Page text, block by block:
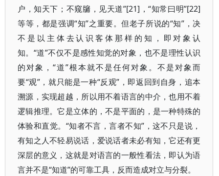
户，知天下；不窥牖，见天道”[21]，“知常曰明”[22]
等等，都是强调“知”之重要。但老子所说的“知”，决
不是以主体去认识客体那样的知，即对象认
知。“道”不仅不是感性知觉的对象，也不是理性认识
的对象，“道”根本就不是任何对象。不是对象而
要“观”，就只能是一种“反观”，即返回到自身，追本
溯源，实现超越，所以用不着语言的中介，也用不着
逻辑推理。它是立体的，不是平面的，是一种特殊的
体验和直觉。“知者不言，言者不知”，这不只是说，
有知之人不轻易说话，爱说话者未必有知，它还有更
深层的意义，这就是对语言的一般性看法，即认为语
言并不是“知道”的可靠工具，反而造成对立与分裂。